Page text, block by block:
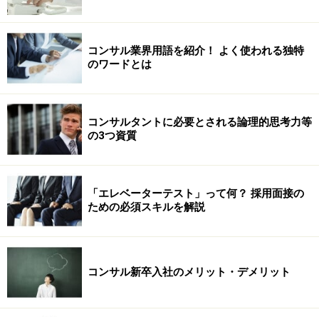
コンサル業界用語を紹介！ よく使われる独特
のワードとは
コンサルタントに必要とされる論理的思考力等
の3つ資質
「エレベーターテスト」って何？ 採用面接の
ための必須スキルを解説
コンサル新卒入社のメリット・デメリット